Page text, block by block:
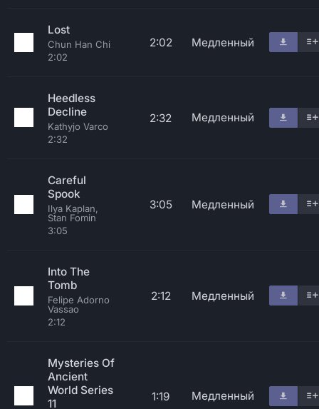
Lost
Chun Han Chi
2:02
2:02 Медленный
Heedless
Decline
Kathyjo Varco
2:32
2:32 Медленный
Careful
Spook
Ilya Kaplan,
Stan Fomin
3:05
3:05 Медленный
Into The
Tomb
Felipe Adorno
Vassao
2:12
2:12 Медленный
Mysteries Of
Ancient
World Series
11
1:19 Медленный